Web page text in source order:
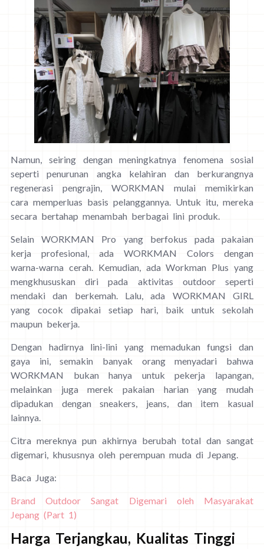
Namun, seiring dengan meningkatnya fenomena sosial
seperti penurunan angka kelahiran dan berkurangnya
regenerasi pengrajin, WORKMAN mulai memikirkan
cara memperluas basis pelanggannya. Untuk itu, mereka
secara bertahap menambah berbagai lini produk.
Selain WORKMAN Pro yang berfokus pada pakaian
kerja profesional, ada WORKMAN Colors dengan
warna-warna cerah. Kemudian, ada Workman Plus yang
mengkhususkan diri pada aktivitas outdoor seperti
mendaki dan berkemah. Lalu, ada WORKMAN GIRL
yang cocok dipakai setiap hari, baik untuk sekolah
maupun bekerja.
Dengan hadirnya lini-lini yang memadukan fungsi dan
gaya ini, semakin banyak orang menyadari bahwa
WORKMAN bukan hanya untuk pekerja lapangan,
melainkan juga merek pakaian harian yang mudah
dipadukan dengan sneakers, jeans, dan item kasual
lainnya.
Citra mereknya pun akhirnya berubah total dan sangat
digemari, khususnya oleh perempuan muda di Jepang.
Baca Juga:
Brand Outdoor Sangat Digemari oleh Masyarakat
Jepang (Part 1)
Harga Terjangkau, Kualitas Tinggi